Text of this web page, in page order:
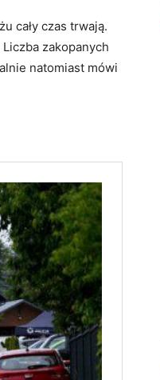
cały czas trwają.
zakopanych
natomiast mówi